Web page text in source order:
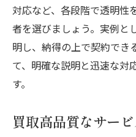
対応など、各段階で透明性
者を選びましょう。実例と
明し、納得の上で契約でき
て、明確な説明と迅速な対
す。
買取高品質なサー